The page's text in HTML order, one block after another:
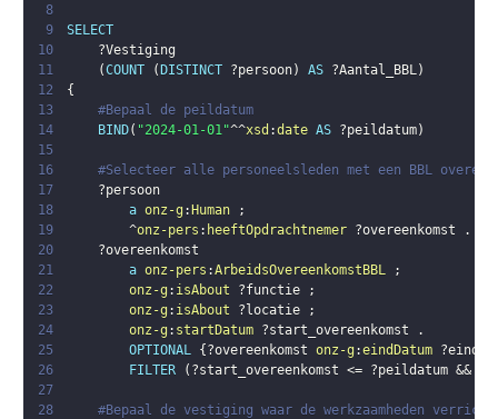
8
9
SELECT
10
?Vestiging
11
(COUNT ( DISTINCT ?persoon) AS ?Aantal_BBL)
12
{
13
#Bepaal de peildatum
14
BIND( "2024-01-01"^^xsd :date AS ?peildatum)
15
16
#Selecteer alle personeelsleden met een BBL
17
?persoon
18
a onz-g : Human
;
19
        ^
onz-pers : heeftOpdrachtnemer ?overeenkomst
.
20
?overeenkomst
21
a onz-pers :ArbeidsOvereenkomstBBL
;
22
onz-g : isAbout ?functie
;
23
onz-g : isAbout ?locatie
;
24
onz-g : startDatum ?start_overeenkomst
.
25
OPTIONAL { ?overeenkomst onz-g :eindDatum
26
FILTER ( ?start_overeenkomst <= ?peildatum &&
27
28
#Bepaal de vestiging waar de werkzaamheden verricht